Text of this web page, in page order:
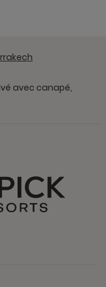
avec canapé,